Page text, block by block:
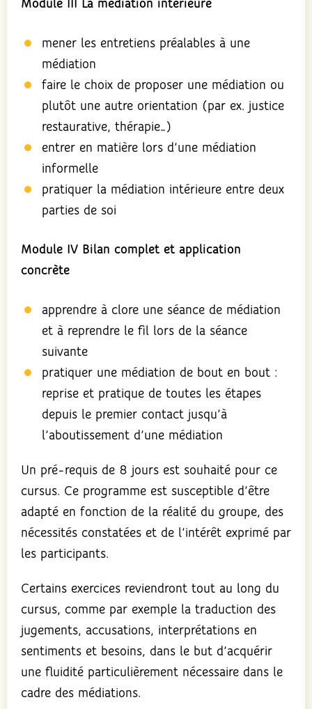
Module III La médiation intérieure
mener les entretiens préalables à une
médiation
faire le choix de proposer une médiation ou
plutôt une autre orientation (par ex. justice
restaurative, thérapie…)
entrer en matière lors d’une médiation
informelle
pratiquer la médiation intérieure entre deux
parties de soi
Module IV Bilan complet et application
concrète
apprendre à clore une séance de médiation
et à reprendre le fil lors de la séance
suivante
pratiquer une médiation de bout en bout :
reprise et pratique de toutes les étapes
depuis le premier contact jusqu’à
l’aboutissement d’une médiation
Un pré-requis de 8 jours est souhaité pour ce
cursus. Ce programme est susceptible d’être
adapté en fonction de la réalité du groupe, des
nécessités constatées et de l’intérêt exprimé par
les participants.
Certains exercices reviendront tout au long du
cursus, comme par exemple la traduction des
jugements, accusations, interprétations en
sentiments et besoins, dans le but d’acquérir
une fluidité particulièrement nécessaire dans le
cadre des médiations.